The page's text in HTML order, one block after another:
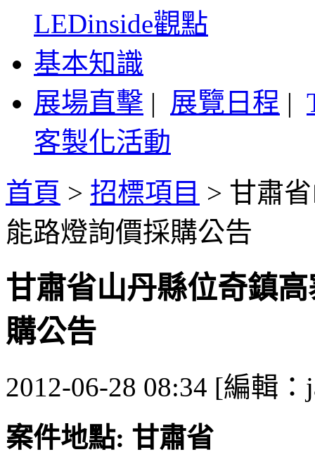
LEDinside觀點
基本知識
展場直擊 | 展覽日程 |
客製化活動
首頁 > 招標項目 > 甘肅
能路燈詢價採購公告
甘肅省山丹縣位奇鎮
購公告
2012-06-28 08:34 [編輯：
案件地點: 甘肅省